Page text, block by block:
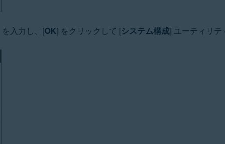
を入力し、[OK] をクリックして [システム構成] ユーティリテ